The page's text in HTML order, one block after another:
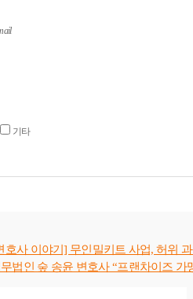
기타
호사 이야기] 무인밀키트 사업, 허위
법인 숲 송윤 변호사 “프랜차이즈 가